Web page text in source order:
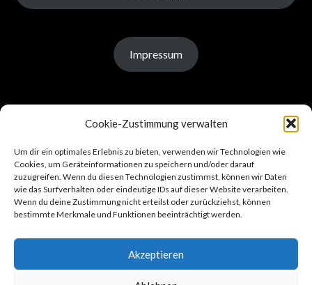
Cookie-Zustimmung verwalten
Um dir ein optimales Erlebnis zu bieten, verwenden wir Technologien wie
Cookies, um Geräteinformationen zu speichern und/oder darauf
zuzugreifen. Wenn du diesen Technologien zustimmst, können wir Daten
wie das Surfverhalten oder eindeutige IDs auf dieser Website verarbeiten.
Wenn du deine Zustimmung nicht erteilst oder zurückziehst, können
bestimmte Merkmale und Funktionen beeinträchtigt werden.
Akzeptieren
Impressum
Status Mitgliedschaft
Impressum